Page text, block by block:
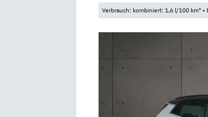
Verbrauch: kombiniert: 1,6 l/100 km*